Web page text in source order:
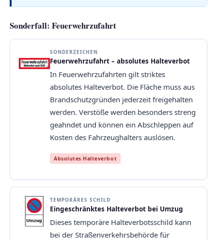
Sonderfall: Feuerwehrzufahrt
SONDERZEICHEN
Feuerwehrzufahrt – absolutes Halteverbot
In Feuerwehrzufahrten gilt striktes
absolutes Halteverbot. Die Fläche muss aus
Brandschutzgründen jederzeit freigehalten
werden. Verstöße werden besonders streng
geahndet und können ein Abschleppen auf
Kosten des Fahrzeughalters auslösen.
Absolutes Halteverbot
TEMPORÄRES SCHILD
Eingeschränktes Halteverbot bei Umzug
Dieses temporäre Halteverbotsschild kann
bei der Straßenverkehrsbehörde für